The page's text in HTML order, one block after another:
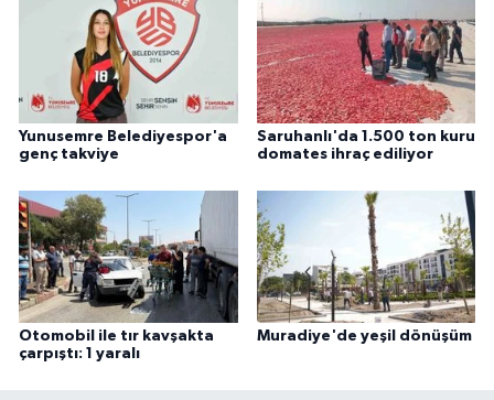
Yunusemre Belediyespor'a
genç takviye
Saruhanlı'da 1.500 ton kuru
domates ihraç ediliyor
Otomobil ile tır kavşakta
çarpıştı: 1 yaralı
Muradiye'de yeşil dönüşüm